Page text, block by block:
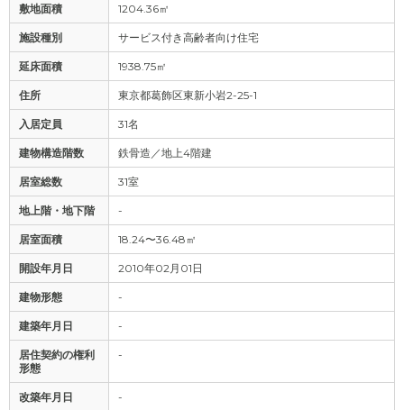
敷地面積 1204.36㎡
施設種別 サービス付き高齢者向け住宅
延床面積 1938.75㎡
住所 東京都葛飾区東新小岩2-25-1
入居定員 31名
建物構造階数 鉄骨造／地上4階建
居室総数 31室
地上階・地下階 -
居室面積 18.24〜36.48㎡
開設年月日 2010年02月01日
建物形態 -
建築年月日 -
居住契約の権利
形態
-
改築年月日 -